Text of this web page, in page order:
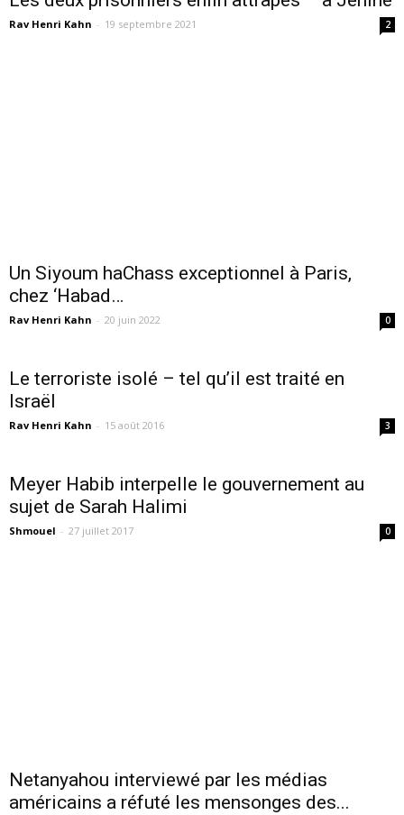
Rav Henri Kahn - 19 septembre 2021 2
Un Siyoum haChass exceptionnel à Paris,
chez ‘Habad…
Rav Henri Kahn - 20 juin 2022 0
Le terroriste isolé – tel qu’il est traité en
Israël
Rav Henri Kahn - 15 août 2016 3
Meyer Habib interpelle le gouvernement au
sujet de Sarah Halimi
Shmouel - 27 juillet 2017 0
Netanyahou interviewé par les médias
américains a réfuté les mensonges des...